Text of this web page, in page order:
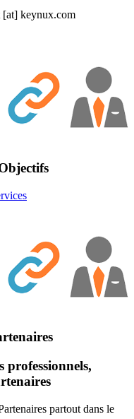
[at] keynux.com
professionnels,
partout dans le